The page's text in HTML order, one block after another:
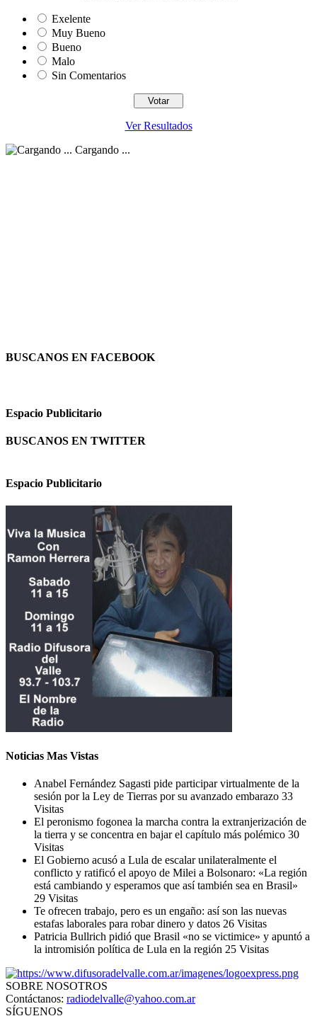
Exelente
Muy Bueno
Bueno
Malo
Sin Comentarios
Ver Resultados
Cargando ...
BUSCANOS EN FACEBOOK
Espacio Publicitario
BUSCANOS EN TWITTER
Espacio Publicitario
Noticias Mas Vistas
Anabel Fernández Sagasti pide participar virtualmente de la
sesión por la Ley de Tierras por su avanzado embarazo 33
Visitas
El peronismo fogonea la marcha contra la extranjerización de
la tierra y se concentra en bajar el capítulo más polémico 30
Visitas
El Gobierno acusó a Lula de escalar unilateralmente el
conflicto y ratificó el apoyo de Milei a Bolsonaro: «La región
está cambiando y esperamos que así también sea en Brasil»
29 Visitas
Te ofrecen trabajo, pero es un engaño: así son las nuevas
estafas laborales para robar dinero y datos 26 Visitas
Patricia Bullrich pidió que Brasil «no se victimice» y apuntó a
la intromisión política de Lula en la región 25 Visitas
SOBRE NOSOTROS
Contáctanos: radiodelvalle@yahoo.com.ar
SÍGUENOS